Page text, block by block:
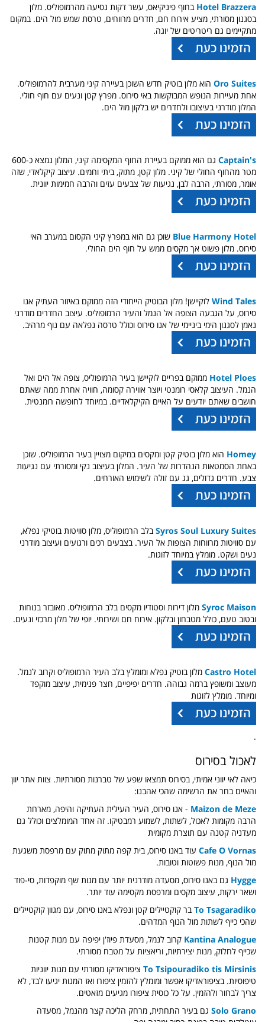
Hotel Brazzera בחוף פיניקיאס, עשר דקות נסיעה מהרמופוליס. מלון
בסגנון מסורתי, מציע אירוח חם, חדרים מרווחים, טרסת שמש מול הים. במקום
מתקיימים גם ריטריטים של יוגה.
Oro Suites הוא מלון בוטיק חדש השוכן בעיירה קיני מערבית להרמופוליס.
אחת מעיירות הנופש המבוקשות באי סירוס. מפרץ קטן ונעים עם חוף חולי.
המלון מודרני בעיצובו ולחדרים יש בלקון מול הים.
Captain's
גם הוא ממוקם בעיירת החוף המקסימה קיני, המלון נמצא כ-600
מטר מהחוף החולי של קיני. מלון קטן, מתוק, ביתי וחמים. עיצוב קיקלאדי, שזה
אומר, מסורתי, הרבה לבן, נגיעות של צבעים עזים והרבה חמימות יוונית.
Blue Harmony Hotel שוכן גם הוא במפרץ קיני הקסום במערב האי
סירוס. מלון פשוט אך מקסים ממש על חוף הים החולי.
Wind Tales לוקיישן! מלון הבוטיק הייחודי הזה ממוקם באיזור העתיק אנו
סירוס, על הגבעה הצופה אל הנמל והעיר הרמופוליס. עיצוב החדרים מודרני
נאמן לסגנון הימי ביניימי של אנו סירוס וכולל טרסה נפלאה עם נוף מרהיב.
Hotel Ploes ממוקם בפריים לוקיישן בעיר הרמופוליס, צופה אל הים ואל
הנמל. העיצוב קלאסי רומנטי ויוצר אווירה קסומה, חוויה אחרת ממה שאתם
חושבים שאתם יודעים על האיים הקיקלאדיים. במיוחד לחופשה רומנטית.
Homey הוא מלון בוטיק קטן ומקסים במיקום מצויין בעיר הרמופוליס. שוכן
באחת הסמטאות הנהדרות של העיר. המלון בעיצוב נקי ומסורתי עם נגיעות
צבע. חדרים גדולים, גג עם זולה לשימוש האורחים.
Syros Soul Luxury Suitesבלב הרמופוליס, מלון סוויטות בוטיקי נפלא,
עם סוויטות מרווחות הצופות אל העיר. בצבעים רכים ורגועים ועיצוב מודרני
נעים ושקט. מומלץ במיוחד לזוגות.
Syroc Maison מלון דירות וסטודיו מקסים בלב הרמופוליס. מאובזר בנוחות
ובטוב טעם, כולל מטבחון ובלקון. אירוח חם ושירותי. יופי של מלון מרכזי ונעים.
Castro Hotel מלון בוטיק נפלא ומומלץ בלב העיר הרמופוליס וקרוב לנמל.
מעוצב ומשופץ ברמה גבוהה. חדרים יפיפיים, חצר פנימית, עיצוב מוקפד
ומיוחד. מומלץ לזוגות
.
לאכול בסירוס
כיאה לאי יווני אמיתי, בסירוס תמצאו שפע של טברנות מסורתיות. צוות אתר יוון
והאיים בחר את הרשימה שהכי אהבנו:
Maizon de Meze - אנו סירוס, העיר העילית העתיקה והיפה, מארחת
הרבה מקומות לאכול, לשתות, לשמוע רמבטיקו. זה אחד המומלצים וכולל גם
מעדניה קטנה עם תוצרת מקומית
Cafe O Vornas עוד באנו סירוס, בית קפה מתוק מתוק עם מרפסת משגעת
מול הנוף, מנות פשוטות וטובות.
Hygge גם באנו סירוס, מסעדה מודרנית יותר עם מנות שף מוקפדות, סי-פוד
ושאר ירקות, עיצוב מקסים ומרפסת מקסימה עוד יותר.
To Tsagaradikoבר קוקטיילים קטן ונפלא באנו סירוס, עם מגוון קוקטיילים
שהכי כייף לשתות מול הנוף המדהים.
Kantina Analogue קרוב לנמל, מסעדת פיוז'ן יפיפה עם מנות קטנות
שכייף לחלוק, מנות יצירתיות, וריאציות על מטבח מסורתי.
To Tsipouradiko tis Mirsinis ציפוראדיקו מסורתי עם מנות יווניות
טיפוסיות. בציפוראדיקו אפשר ומומלץ להזמין ציפורו ואז המנות יגיעו לבד, לא
צריך לבחור ולהזמין. על כל כוסית ציפורו מגיעים מזאטים.
Solo Grano גם בעיר התחתית, מרחק הליכה קצר מהנמל, מסעדה